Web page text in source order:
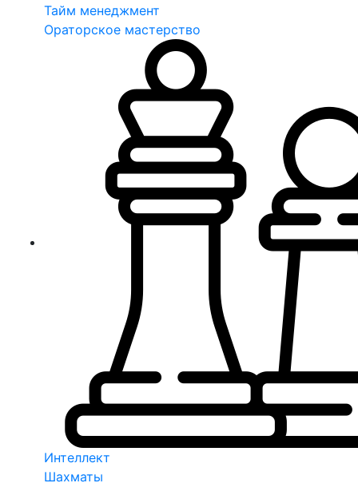
Тайм менеджмент
Ораторское мастерство
Интеллект
Шахматы